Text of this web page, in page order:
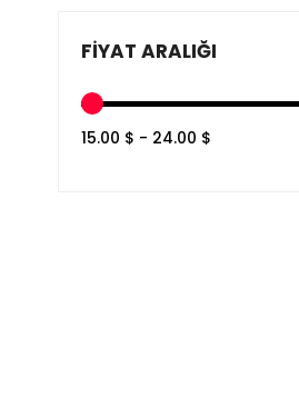
FIYAT ARALIĞI
15.00 $ - 24.00 $